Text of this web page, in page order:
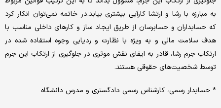
به مبارزه با رشا و ارتشا کارآیی بیشتری بیابد.در خاتمه نمی‌توان انکار کرد
که حسابداران و حسابرسان از طریق ایجاد ساز و کارهای داخلی مناسب با
هدف سلامت مالی و به ویژه با نظارت و ردیابی وجوه استفاده شده در
ارتکاب جرم رشا، قادر به ایفای نقش موثری در جلوگیری از ارتکاب این جرم
توسط شخصیت‌های حقوقی هستند.
* حسابدار رسمی، کارشناس رسمی دادگستری و مدرس دانشگاه